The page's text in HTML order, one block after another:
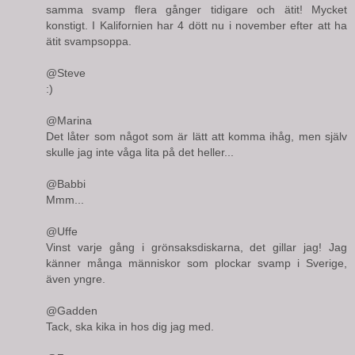
samma svamp flera gånger tidigare och ätit! Mycket
konstigt. I Kalifornien har 4 dött nu i november efter att ha
ätit svampsoppa.
@Steve
:)
@Marina
Det låter som något som är lätt att komma ihåg, men själv
skulle jag inte våga lita på det heller...
@Babbi
Mmm...
@Uffe
Vinst varje gång i grönsaksdiskarna, det gillar jag! Jag
känner många människor som plockar svamp i Sverige,
även yngre.
@Gadden
Tack, ska kika in hos dig jag med.